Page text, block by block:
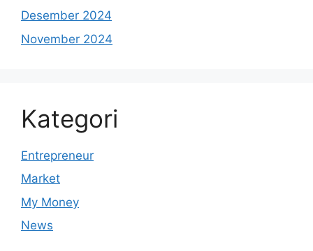
Desember 2024
November 2024
Kategori
Entrepreneur
Market
My Money
News